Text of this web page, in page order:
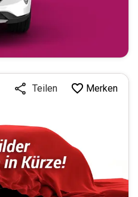
Teilen Merken